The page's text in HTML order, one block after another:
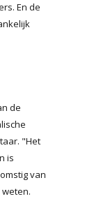
En de
de
"Het
is
van